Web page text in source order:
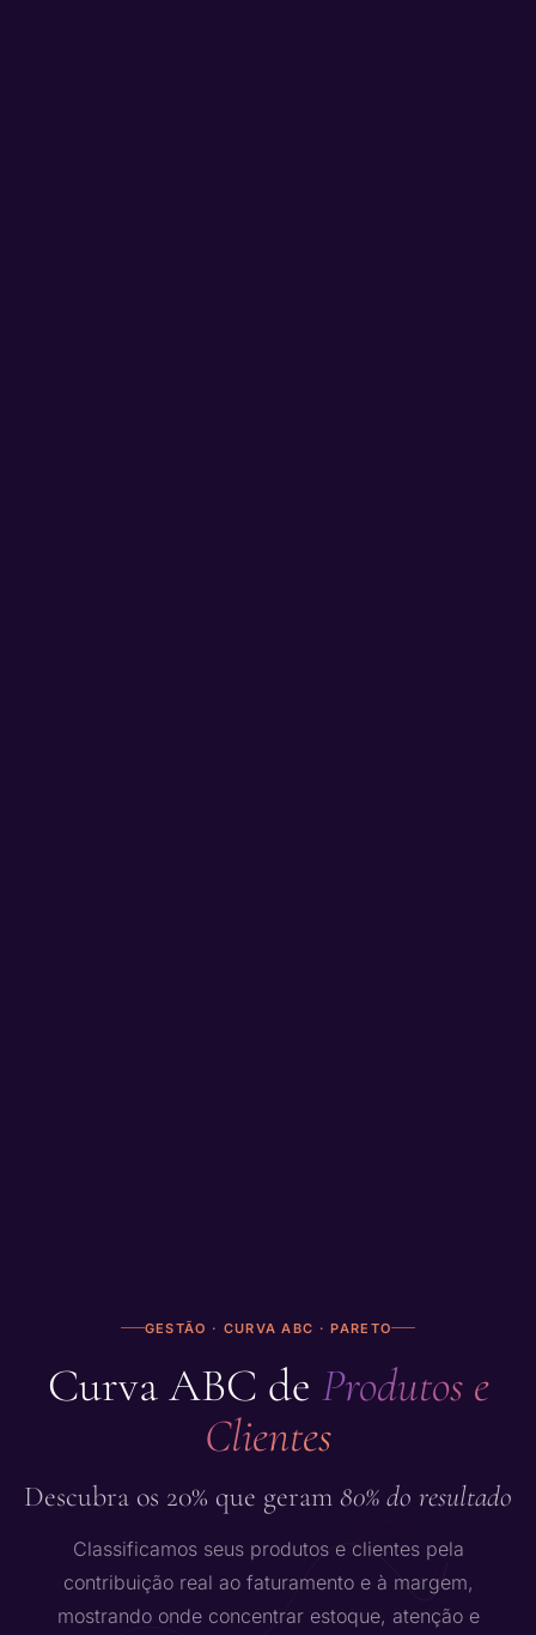
GESTÃO · CURVA ABC · PARETO
Curva ABC de Produtos e
Clientes
Descubra os 20% que geram 80% do resultado
Classificamos seus produtos e clientes pela
contribuição real ao faturamento e à margem,
mostrando onde concentrar estoque, atenção e